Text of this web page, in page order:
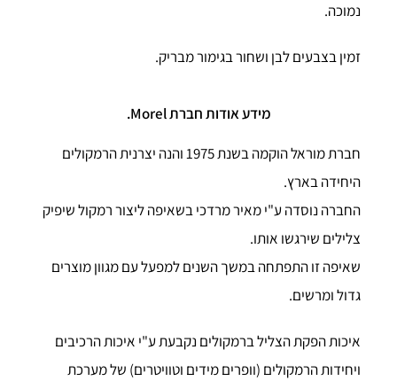
נמוכה.
זמין בצבעים לבן ושחור בגימור מבריק.
מידע אודות חברת Morel.
חברת מוראל הוקמה בשנת 1975 והנה יצרנית הרמקולים
היחידה בארץ.
החברה נוסדה ע"י מאיר מרדכי בשאיפה ליצור רמקול שיפיק
צלילים שירגשו אותו.
שאיפה זו התפתחה במשך השנים למפעל עם מגוון מוצרים
גדול ומרשים.
איכות הפקת הצליל ברמקולים נקבעת ע"י איכות הרכיבים
ויחידות הרמקולים (וופרים מידים וטוויטרים) של מערכת